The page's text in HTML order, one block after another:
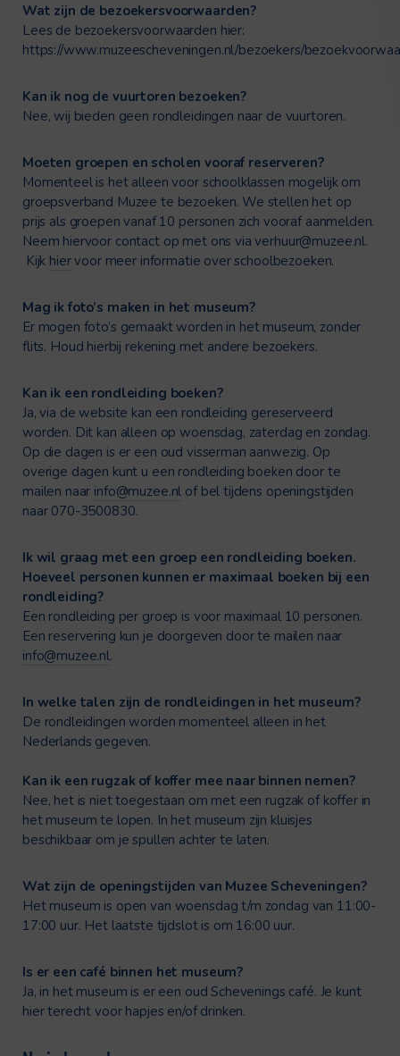
Wat zijn de bezoekersvoorwaarden?
Lees de bezoekersvoorwaarden hier:
https://www.muzeescheveningen.nl/bezoekers/
Kan ik nog de vuurtoren bezoeken?
Nee, wij bieden geen rondleidingen naar de vuurtoren.
Moeten groepen en scholen vooraf reserveren?
Momenteel is het alleen voor schoolklassen mogelijk om
groepsverband Muzee te bezoeken. We stellen het op
prijs als groepen vanaf 10 personen zich vooraf aanmelden.
Neem hiervoor contact op met ons viaverhuur@muzee.nl.
Kijk hiervoor meer informatie over schoolbezoeken.
Mag ik foto’s maken in het museum?
Er mogen foto’s gemaakt worden in het museum, zonder
flits. Houd hierbij rekening met andere bezoekers.
Kan ik een rondleiding boeken?
Ja, via de website kan een rondleiding gereserveerd
worden. Dit kan alleen op woensdag, zaterdag en zondag.
Op die dagen is er een oud visserman aanwezig. Op
overige dagen kunt u een rondleiding boeken door te
mailen naar info@muzee.nl of bel tijdens openingstijden
naar 070-3500830.
Ik wil graag met een groep een rondleiding boeken.
Hoeveel personen kunnen er maximaal boeken bij een
rondleiding?
Een rondleiding per groep is voor maximaal 10 personen.
Een reservering kun je doorgeven door te mailen naar
info@muzee.nl.
In welke talen zijn de rondleidingen in het museum?
De rondleidingen worden momenteel alleen in het
Nederlands gegeven.
Kan ik een rugzak of koffer mee naar binnen nemen?
Nee, het is niet toegestaan om met een rugzak of koffer in
het museum te lopen. In het museum zijn kluisjes
beschikbaar om je spullen achter te laten.
Wat zijn de openingstijden van Muzee Scheveningen?
Het museum is open van woensdag t/m zondag van 11:00-
17:00 uur. Het laatste tijdslot is om 16:00 uur.
Is er een café binnen het museum?
Ja, in het museum is er een oud Schevenings café. Je kunt
hier terecht voor hapjes en/of drinken.